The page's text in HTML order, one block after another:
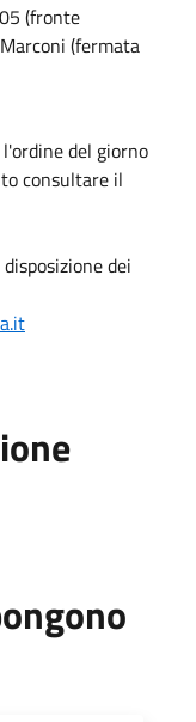
(fronte
(fermata
del giorno
consultare il
dei